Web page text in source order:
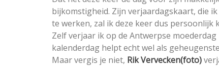
bijkomstigheid. Zijn verjaardagskaart, die
te werken, zal ik deze keer dus persoonlijk
Zelf verjaar ik op de Antwerpse
kalenderdag helpt echt wel als
Maar vergis je niet, Rik Vervecken(foto)